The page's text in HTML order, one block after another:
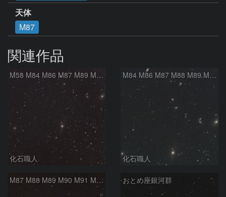
天体
M87
関連作品
M58 M84 M86 M87 M89 M90 マルカリアンの銀河鎖 おとめ座 かみのけ座
化石職人
M84 M86 M87 M88 M89 M90 M91 マルカリアンの銀河鎖 おとめ座 かみのけ座
化石職人
M87 M88 M89 M90 M91 M100 マルカリアンの銀河鎖 おとめ座 かみのけ座 おとめ座銀河群